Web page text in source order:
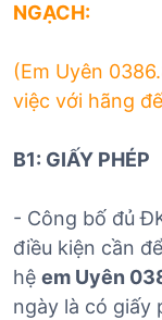
NGẠCH:
(Em Uyên
việc với hãng
B1: GIẤY PHÉP
- Công bố đủ
điều kiện cần
hệ em Uyên
ngày là có giấy